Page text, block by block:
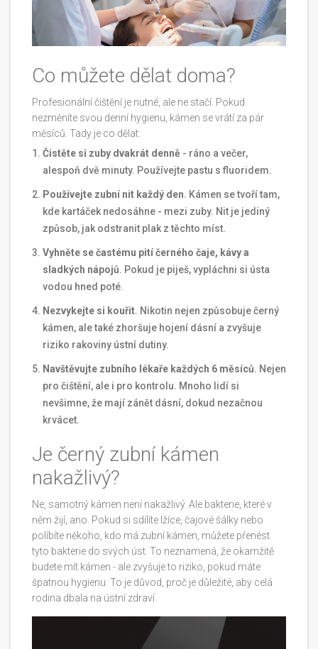
Co můžete dělat doma?
Profesionální čištění je nutné, ale ne stačí. Pokud
nezměníte svou denní hygienu, kámen se vrátí za pár
měsíců. Tady je co dělat:
Čistěte si zuby dvakrát denně - ráno a večer,
alespoň dvě minuty. Používejte pastu s fluoridem.
Používejte zubní nit každý den. Kámen se tvoří tam,
kde kartáček nedosáhne - mezi zuby. Nit je jediný
způsob, jak odstranit plak z těchto míst.
Vyhněte se častému pití černého čaje, kávy a
sladkých nápojů. Pokud je piješ, vypláchni si ústa
vodou hned poté.
Nezvykejte si kouřit. Nikotin nejen způsobuje černý
kámen, ale také zhoršuje hojení dásní a zvyšuje
riziko rakoviny ústní dutiny.
Navštěvujte zubního lékaře každých 6 měsíců. Nejen
pro čištění, ale i pro kontrolu. Mnoho lidí si
nevšimne, že mají zánět dásní, dokud nezačnou
krvácet.
Je černý zubní kámen
nakažlivý?
Ne, samotný kámen není nakažlivý. Ale bakterie, které v
něm žijí, ano. Pokud si sdílíte lžíce, čajové šálky nebo
políbíte někoho, kdo má zubní kámen, můžete přenést
tyto bakterie do svých úst. To neznamená, že okamžitě
budete mít kámen - ale zvyšuje to riziko, pokud máte
špatnou hygienu. To je důvod, proč je důležité, aby celá
rodina dbala na ústní zdraví.